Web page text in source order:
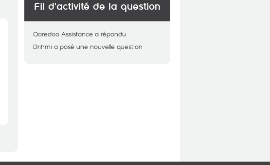
Fil d'activité de la question
Ooredoo Assistance a répondu
Drihmi a posé une nouvelle question